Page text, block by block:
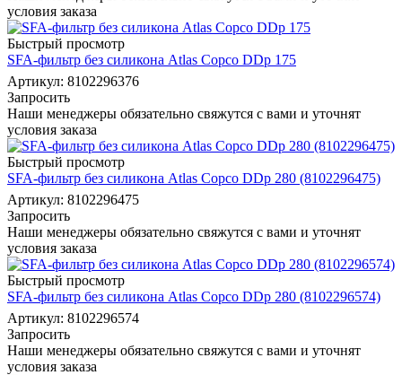
условия заказа
Быстрый просмотр
SFA-фильтр без силикона Atlas Copco DDp 175
Артикул: 8102296376
Запросить
Наши менеджеры обязательно свяжутся с вами и уточнят
условия заказа
Быстрый просмотр
SFA-фильтр без силикона Atlas Copco DDp 280 (8102296475)
Артикул: 8102296475
Запросить
Наши менеджеры обязательно свяжутся с вами и уточнят
условия заказа
Быстрый просмотр
SFA-фильтр без силикона Atlas Copco DDp 280 (8102296574)
Артикул: 8102296574
Запросить
Наши менеджеры обязательно свяжутся с вами и уточнят
условия заказа